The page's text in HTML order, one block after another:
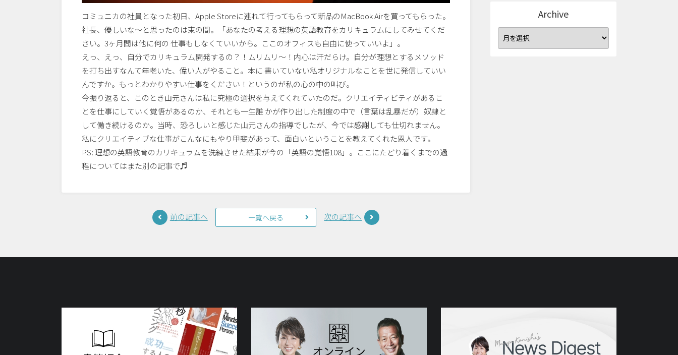
コミュニカの社員となった初日、Apple Storeに連れて行ってもらって新品のMacBook Airを買ってもらった。
社長、優しいな〜と思ったのは束の間。「あなたの考える理想の英語教育をカリキュラムにしてみせてくだ
さい。3ヶ月間は他に何の 仕事もしなくていいから。ここのオフィスも自由に使っていいよ」。
えっ、えっ、自分でカリキュラム開発するの？！ムリムリ〜！内心は汗だらけ。自分が理想とするメソッド
を打ち出すなんて年老いた、偉い人がやること。本に 書いていない私オリジナルなことを世に発信していい
んですか。もっとわかりやすい仕事をください！というのが私の心の中の叫び。
今振り返ると、このとき山元さんは私に究極の選択を与えてくれていたのだ。クリエイティビティがあるこ
とを仕事にしていく覚悟があるのか、それとも一生誰 かが作り出した制度の中で（言葉は乱暴だが）奴隷と
して働き続けるのか。当時、恐ろしいと感じた山元さんの指導でしたが、今では感謝しても仕切れません。
私にクリエイティブな仕事がこんなにもやり甲斐があって、面白いということを教えてくれた恩人です。
PS: 理想の英語教育のカリキュラムを洗練させた結果が今の「英語の覚悟108」。ここにたどり着くまでの過
程についてはまた別の記事で♬
前の記事へ 一覧へ戻る 次の記事へ
Archive